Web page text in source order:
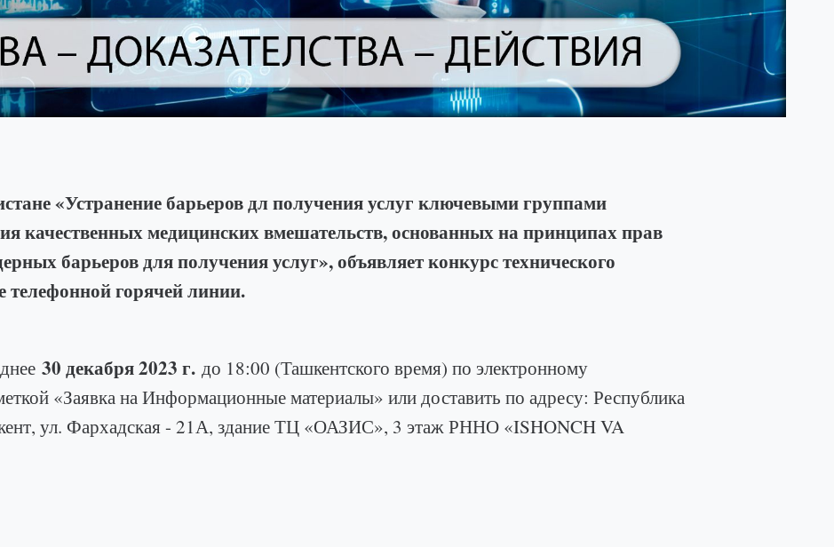
«Устранение барьеров дл получения услуг ключевыми группами
качественных медицинских вмешательств, основанных на принципах прав
барьеров для получения услуг», объявляет конкурс технического
телефонной горячей линии.
30 декабря 2023 г. до 18:00 (Ташкентского время) по электронному
«Заявка на Информационные материалы» или доставить по адресу: Республика
ул. Фархадская - 21А, здание ТЦ «ОАЗИС», 3 этаж РННО «ISHONCH VA